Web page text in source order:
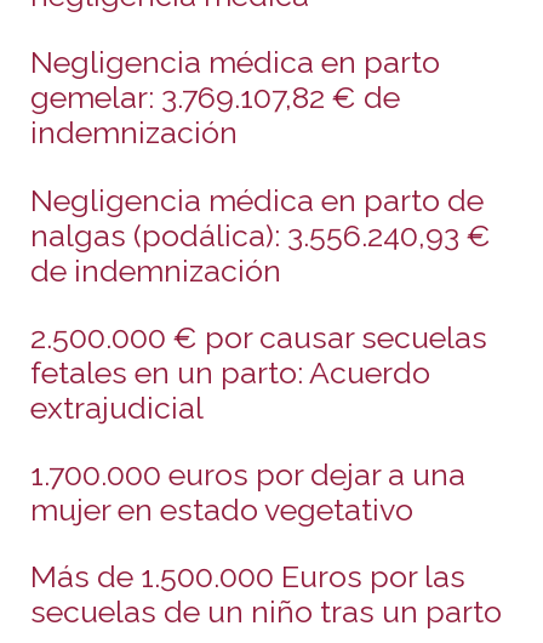
Negligencia médica en parto
gemelar: 3.769.107,82 € de
indemnización
Negligencia médica en parto de
nalgas (podálica): 3.556.240,93 €
de indemnización
2.500.000 € por causar secuelas
fetales en un parto: Acuerdo
extrajudicial
1.700.000 euros por dejar a una
mujer en estado vegetativo
Más de 1.500.000 Euros por las
secuelas de un niño tras un parto